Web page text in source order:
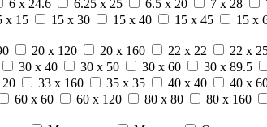
6 x 24.6 6.25 x 25 6.5 x 20 7 x 28
x 15 15 x 30 15 x 40 15 x 45 15 x
20 x 120 20 x 160 22 x 22 22 x
30 x 40 30 x 50 30 x 60 30 x 89.5
33 x 160 35 x 35 40 x 40 40 x
60 x 60 60 x 120 80 x 80 80 x 160